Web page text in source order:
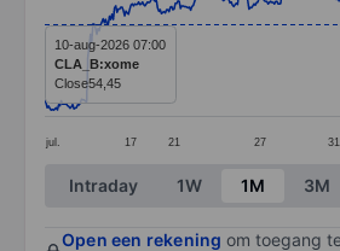
Line chart with 331 data points.
The chart has 1 X axis
The chart has 1 Y axis
jul. 17 21 27 31
10-aug-2026 07:00
CLA_B:xome
Close54,45
End of interactive chart.
Intraday 1W 1M 3M
Open een rekening om toegang